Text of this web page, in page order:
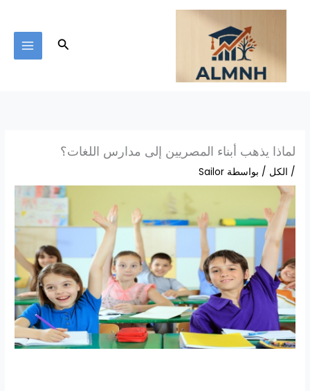
تخطي
البحث
لماذا يذهب أبناء المصريين إلى مدارس اللغات؟
/ الكل / بواسطة Sailor